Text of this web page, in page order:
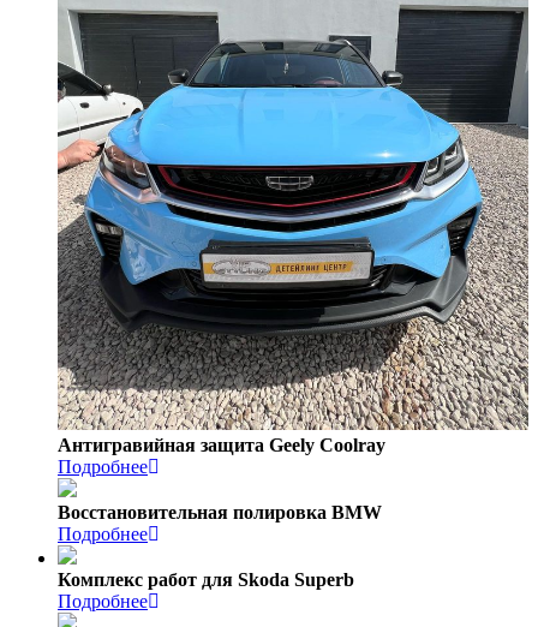
Антигравийная защита Geely Coolray
Подробнее
Восстановительная полировка BMW
Подробнее
Комплекс работ для Skoda Superb
Подробнее